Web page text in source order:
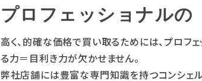
プロフェッショナルの
高く、的確な価格で買い取るためには、プロフ
る力＝目利き力が欠かせません。
弊社店舗には豊富な専門知識を持つコンシェ